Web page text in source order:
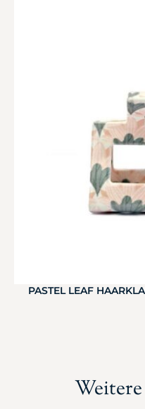
PASTEL LEAF